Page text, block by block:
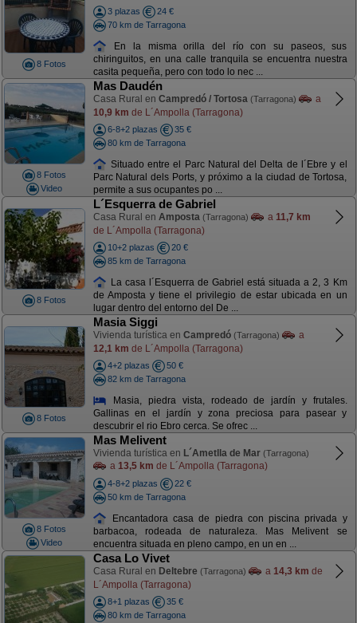
8 Fotos
3 plazas
24 €
70 km de Tarragona
En la misma orilla del río con su paseos, sus
chiringuitos, en una calle tranquila se encuentra nuestra
casita pequeña, pero con todo lo nec ...
8 Fotos
Video
Mas Daudén
Casa Rural en Campredó / Tortosa (Tarragona)
a
10,9 km de L´Ampolla (Tarragona)
6-8+2 plazas
35 €
80 km de Tarragona
Situado entre el Parc Natural del Delta de l´Ebre y el
Parc Natural dels Ports, y próximo a la ciudad de Tortosa,
permite a sus ocupantes po ...
8 Fotos
L´Esquerra de Gabriel
Casa Rural en Amposta (Tarragona) a 11,7 km
de L´Ampolla (Tarragona)
10+2 plazas
20 €
85 km de Tarragona
La casa l´Esquerra de Gabriel está situada a 2, 3 Km
de Amposta y tiene el privilegio de estar ubicada en un
lugar dentro del entorno del De ...
8 Fotos
Masia Siggi
Vivienda turística en Campredó (Tarragona)
a
12,1 km de L´Ampolla (Tarragona)
4+2 plazas
50 €
82 km de Tarragona
Masia, piedra vista, rodeado de jardín y frutales.
Gallinas en el jardín y zona preciosa para pasear y
descubrir el rio Ebro cerca. Se ofrec ...
8 Fotos
Video
Mas Melivent
Vivienda turística en L´Ametlla de Mar (Tarragona)
a 13,5 km de L´Ampolla (Tarragona)
4-8+2 plazas
22 €
50 km de Tarragona
Encantadora casa de piedra con piscina privada y
barbacoa, rodeada de naturaleza. Mas Melivent se
encuentra situada en pleno campo, en un en ...
Casa Lo Vivet
Casa Rural en Deltebre (Tarragona) a 14,3 km de
L´Ampolla (Tarragona)
8+1 plazas
35 €
80 km de Tarragona